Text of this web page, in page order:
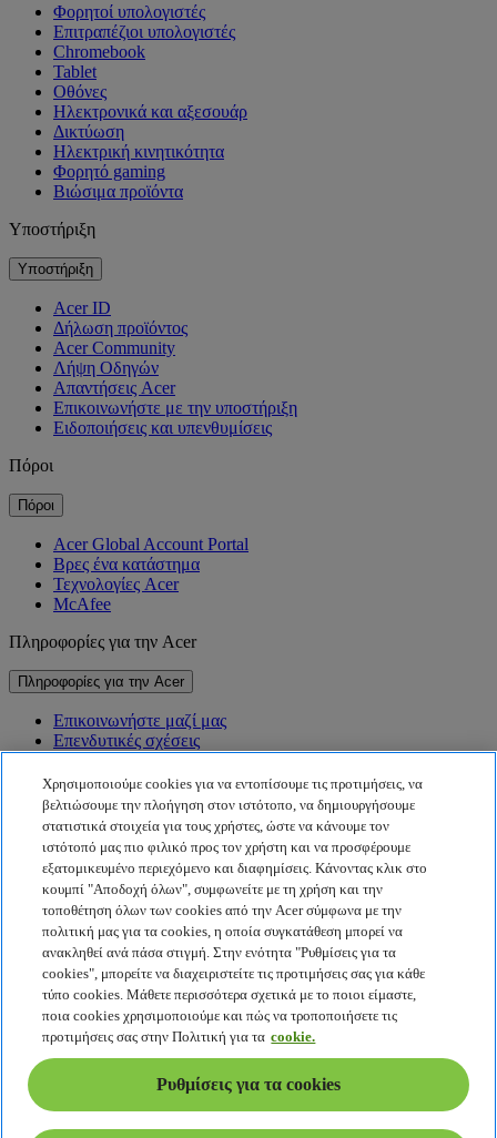
Φορητοί υπολογιστές
Επιτραπέζιοι υπολογιστές
Chromebook
Tablet
Οθόνες
Ηλεκτρονικά και αξεσουάρ
Δικτύωση
Ηλεκτρική κινητικότητα
Φορητό gaming
Βιώσιμα προϊόντα
Υποστήριξη
Υποστήριξη
Acer ID
Δήλωση προϊόντος
Acer Community
Λήψη Οδηγών
Απαντήσεις Acer
Επικοινωνήστε με την υποστήριξη
Ειδοποιήσεις και υπενθυμίσεις
Πόροι
Πόροι
Acer Global Account Portal
Βρες ένα κατάστημα
Τεχνολογίες Acer
McAfee
Πληροφορίες για την Acer
Πληροφορίες για την Acer
Επικοινωνήστε μαζί μας
Επενδυτικές σχέσεις
Βραβεία
Εκδηλώσεις
Βιωσιμότητα
Βιωσιμότητα
Εταιρική κοινωνική ευθύνη
Αποτύπωμα άνθρακα προϊόντος
Project Humanity
Earthion
Πολιτική απορρήτου
Πολιτική για τα cookies
Νομική σημείωση
Πρόσθετες νομικές πληροφορίες
Πολιτική προσβασιμότητας
Ρυθμίσεις για τα cookies
Ελλάδα - Ελληνικά
Χρησιμοποιούμε cookies για να εντοπίσουμε τις προτιμήσεις, να
βελτιώσουμε την πλοήγηση στον ιστότοπο, να δημιουργήσουμε
στατιστικά στοιχεία για τους χρήστες, ώστε να κάνουμε τον
ιστότοπό μας πιο φιλικό προς τον χρήστη και να προσφέρουμε
εξατομικευμένο περιεχόμενο και διαφημίσεις. Κάνοντας κλικ στο
κουμπί "Αποδοχή όλων", συμφωνείτε με τη χρήση και την
τοποθέτηση όλων των cookies από την Acer σύμφωνα με την
πολιτική μας για τα cookies, η οποία συγκατάθεση μπορεί να
ανακληθεί ανά πάσα στιγμή. Στην ενότητα "Ρυθμίσεις για τα
cookies", μπορείτε να διαχειριστείτε τις προτιμήσεις σας για κάθε
τύπο cookies. Μάθετε περισσότερα σχετικά με το ποιοι είμαστε,
ποια cookies χρησιμοποιούμε και πώς να τροποποιήσετε τις
προτιμήσεις σας στην Πολιτική για τα cookie.
Ρυθμίσεις για τα cookies